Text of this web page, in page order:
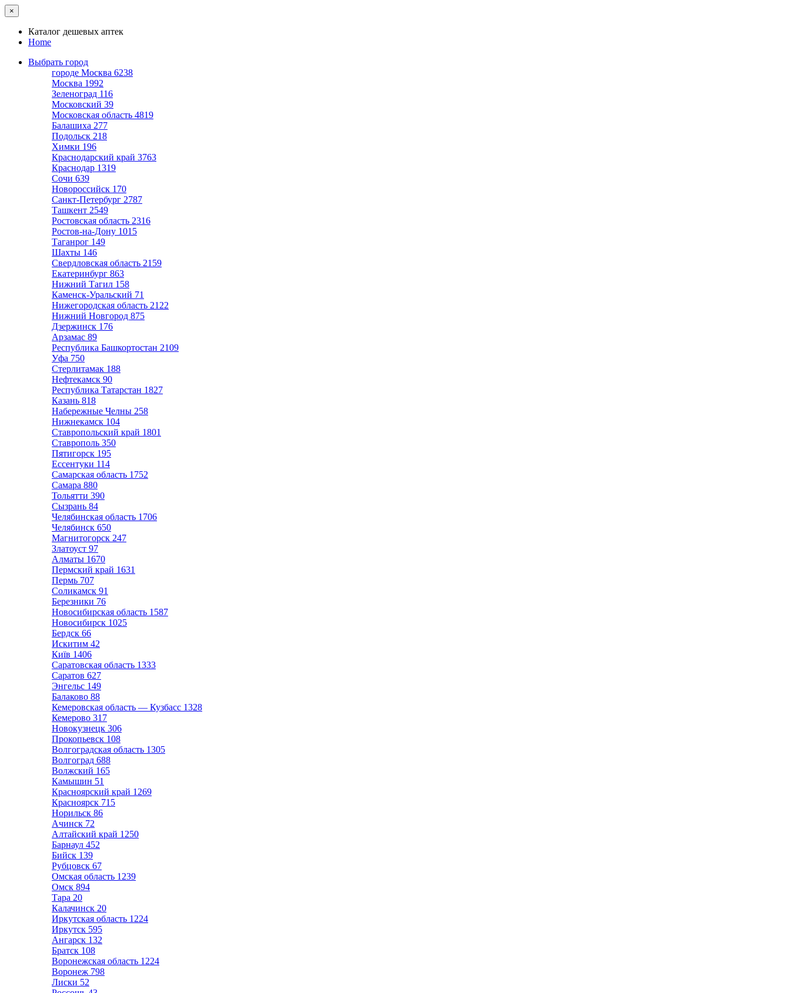
×
Каталог дешевых аптек
Home
Выбрать город
городе Москва 6238
Москва 1992
Зеленоград 116
Московский 39
Московская область 4819
Балашиха 277
Подольск 218
Химки 196
Краснодарский край 3763
Краснодар 1319
Сочи 639
Новороссийск 170
Санкт-Петербург 2787
Ташкент 2549
Ростовская область 2316
Ростов-на-Дону 1015
Таганрог 149
Шахты 146
Свердловская область 2159
Екатеринбург 863
Нижний Тагил 158
Каменск-Уральский 71
Нижегородская область 2122
Нижний Новгород 875
Дзержинск 176
Арзамас 89
Республика Башкортостан 2109
Уфа 750
Стерлитамак 188
Нефтекамск 90
Республика Татарстан 1827
Казань 818
Набережные Челны 258
Нижнекамск 104
Ставропольский край 1801
Ставрополь 350
Пятигорск 195
Ессентуки 114
Самарская область 1752
Самара 880
Тольятти 390
Сызрань 84
Челябинская область 1706
Челябинск 650
Магнитогорск 247
Златоуст 97
Алматы 1670
Пермский край 1631
Пермь 707
Соликамск 91
Березники 76
Новосибирская область 1587
Новосибирск 1025
Бердск 66
Искитим 42
Київ 1406
Саратовская область 1333
Саратов 627
Энгельс 149
Балаково 88
Кемеровская область — Кузбасс 1328
Кемерово 317
Новокузнецк 306
Прокопьевск 108
Волгоградская область 1305
Волгоград 688
Волжский 165
Камышин 51
Красноярский край 1269
Красноярск 715
Норильск 86
Ачинск 72
Алтайский край 1250
Барнаул 452
Бийск 139
Рубцовск 67
Омская область 1239
Омск 894
Тара 20
Калачинск 20
Иркутская область 1224
Иркутск 595
Ангарск 132
Братск 108
Воронежская область 1224
Воронеж 798
Лиски 52